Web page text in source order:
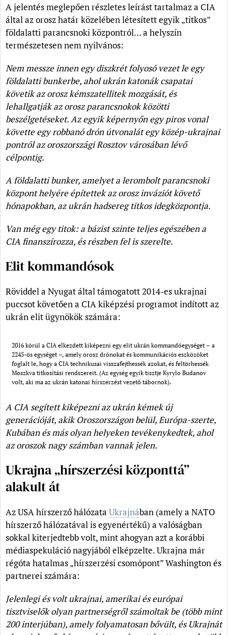
A jelentés meglepően részletes leírást tartalmaz a CIA
által az orosz határ közelében létesített egyik „titkos”
földalatti parancsnoki központról… a helyszín
természetesen nem nyilvános:
Nem messze innen egy diszkrét folyosó vezet le egy
földalatti bunkerbe, ahol ukrán katonák csapatai
követik az orosz kémszatellitek mozgását, és
lehallgatják az orosz parancsnokok közötti
beszélgetéseket. Az egyik képernyőn egy piros vonal
követte egy robbanó drón útvonalát egy közép-ukrajnai
pontról az oroszországi Rosztov városában lévő
célpontig.
A földalatti bunker, amelyet a lerombolt parancsnoki
központ helyére építettek az orosz inváziót követő
hónapokban, az ukrán hadsereg titkos idegközpontja.
Van még egy titok: a bázist szinte teljes egészében a
CIA finanszírozza, és részben fel is szerelte.
Elit kommandósok
Röviddel a Nyugat által támogatott 2014-es ukrajnai
puccsot követően a CIA kiképzési programot indított az
ukrán elit ügynökök számára:
2016 körül a CIA elkezdett kiképezni egy elit ukrán kommandóegységet – a
2245-ös egységet –, amely orosz drónokat és kommunikációs eszközöket
foglalt le, hogy a CIA technikusai visszafejthessék azokat, és feltörhessék
Moszkva titkosítási rendszereit. (Az egység egyik tisztje Kyrylo Budanov
volt, aki ma az ukrán katonai hírszerzést vezető tábornok).
A CIA segített kiképezni az ukrán kémek új
generációját, akik Oroszországon belül, Európa-szerte,
Kubában és más olyan helyeken tevékenykedtek, ahol
az oroszok nagy számban vannak jelen.
Ukrajna „hírszerzési központtá”
alakult át
Az USA hírszerző hálózata Ukrajnában (amely a NATO
hírszerző hálózatával is egyenértékű) a valóságban
sokkal kiterjedtebb volt, mint ahogyan azt a korábbi
médiaspekuláció nagyjából elképzelte. Ukrajna már
régóta hatalmas „hírszerzési csomópont” Washington és
partnerei számára:
Jelenlegi és volt ukrajnai, amerikai és európai
tisztviselők olyan partnerségről számoltak be (több mint
200 interjúban), amely folyamatosan bővült, és Ukrajnát